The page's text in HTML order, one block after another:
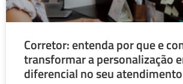
Corretor: entenda por que e
transformar a personalização
diferencial no seu